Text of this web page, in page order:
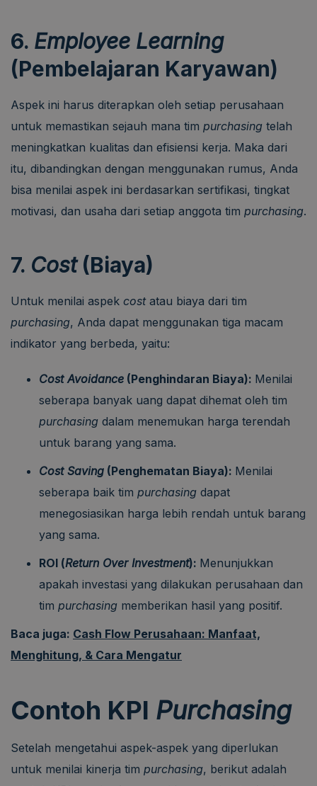
6. Employee Learning
(Pembelajaran Karyawan)
Aspek ini harus diterapkan oleh setiap perusahaan
untuk memastikan sejauh mana tim purchasing telah
meningkatkan kualitas dan efisiensi kerja. Maka dari
itu, dibandingkan dengan menggunakan rumus, Anda
bisa menilai aspek ini berdasarkan sertifikasi, tingkat
motivasi, dan usaha dari setiap anggota tim purchasing.
7. Cost(Biaya)
Untuk menilai aspek costatau biaya dari tim
purchasing, Anda dapat menggunakan tiga macam
indikator yang berbeda, yaitu:
Cost Avoidance (Penghindaran Biaya): Menilai
seberapa banyak uang dapat dihemat oleh tim
purchasing dalam menemukan harga terendah
untuk barang yang sama.
Cost Saving (Penghematan Biaya): Menilai
seberapa baik tim purchasing dapat
menegosiasikan harga lebih rendah untuk barang
yang sama.
ROI (Return Over Investment): Menunjukkan
apakah investasi yang dilakukan perusahaan dan
tim purchasing memberikan hasil yang positif.
Baca juga: Cash Flow Perusahaan: Manfaat,
Menghitung, & Cara Mengatur
Contoh KPI Purchasing
Setelah mengetahui aspek-aspek yang diperlukan
untuk menilai kinerja tim purchasing, berikut adalah